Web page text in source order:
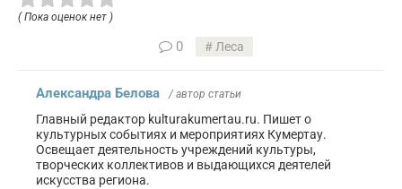
( Пока оценок нет )
0 Леса
Александра Белова / автор статьи
Главный редактор kulturakumertau.ru. Пишет о
культурных событиях и мероприятиях Кумертау.
Освещает деятельность учреждений культуры,
творческих коллективов и выдающихся деятелей
искусства региона.